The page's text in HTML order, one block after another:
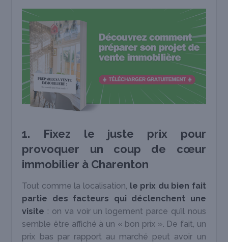
1. Fixez le juste prix pour
provoquer un coup de cœur
immobilier à Charenton
Tout comme la localisation, le prix du bien fait
partie des facteurs qui déclenchent une
visite : on va voir un logement parce qu’il nous
semble être affiché à un « bon prix ». De fait, un
prix bas par rapport au marché peut avoir un